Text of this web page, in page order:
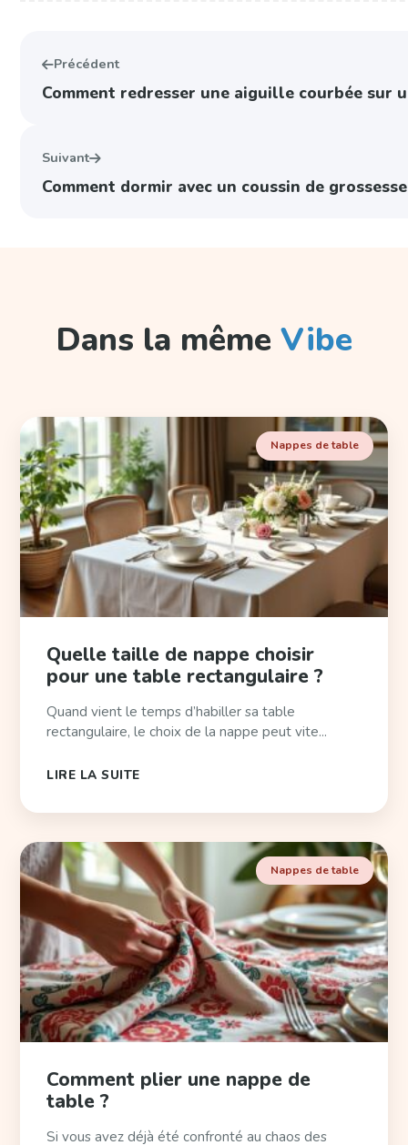
Précédent
Comment redresser une aiguille courbée sur
Suivant
Comment dormir avec un coussin de
Dans la même Vibe
Nappes de table
Quelle taille de nappe choisir
pour une table rectangulaire ?
Quand vient le temps d’habiller sa table
rectangulaire, le choix de la nappe peut vite...
LIRE LA SUITE
Nappes de table
Comment plier une nappe de
table ?
Si vous avez déjà été confronté au chaos des